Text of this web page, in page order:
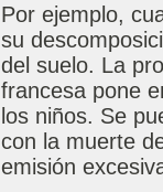
Por ejemplo,
su
del suelo. La
francesa pone
los niños. Se
con la muerte
emisión